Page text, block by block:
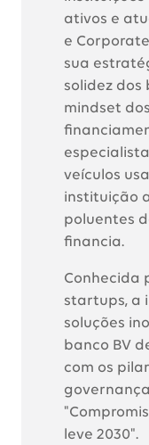
ativos e
e
sua
solidez dos
mindset
veículos
instituição
poluentes
financia.
Conhecida
startups, a
soluções
banco BV
com os
leve 2030".